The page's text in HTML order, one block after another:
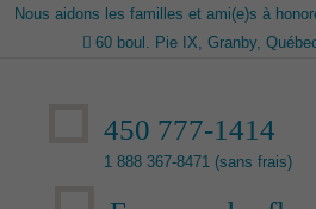
Nous aidons les familles et ami(e)s à
60 boul. Pie IX, Granby,
450 777-1414
1 888 367-8471 (sans frais)